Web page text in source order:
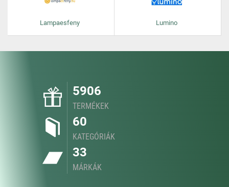
Lampaesfeny Lumino
5906
TERMÉKEK
60
KATEGÓRIÁK
33
MÁRKÁK